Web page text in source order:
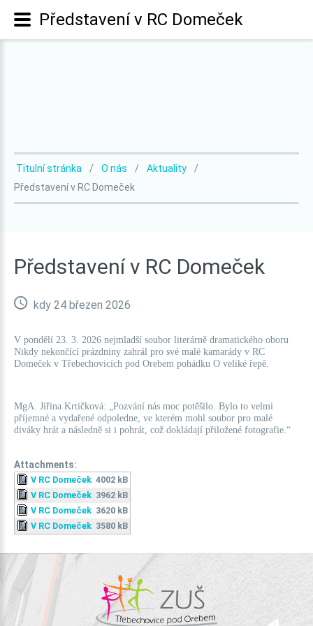
Titulní stránka O nás
Aktuality
Představení v RC Domeček
Představení v RC Domeček
kdy 24 březen 2026
V pondělí 23. 3. 2026 nejmladší soubor literárně dramatického oboru
Nikdy nekončící prázdniny zahrál pro své malé kamarády v RC
Domeček v Třebechovicích pod Orebem pohádku O veliké řepě.
MgA. Jiřina Krtičková: „Pozvání nás moc potěšilo. Bylo to velmi
příjemné a vydařené odpoledne, ve kterém mohl soubor pro malé
diváky hrát a následně si i pohrát, což dokládají přiložené fotografie.“
Attachments:
V RC Domeček 4002 kB
V RC Domeček 3962 kB
V RC Domeček 3620 kB
V RC Domeček 3580 kB
Představení v RC Domeček